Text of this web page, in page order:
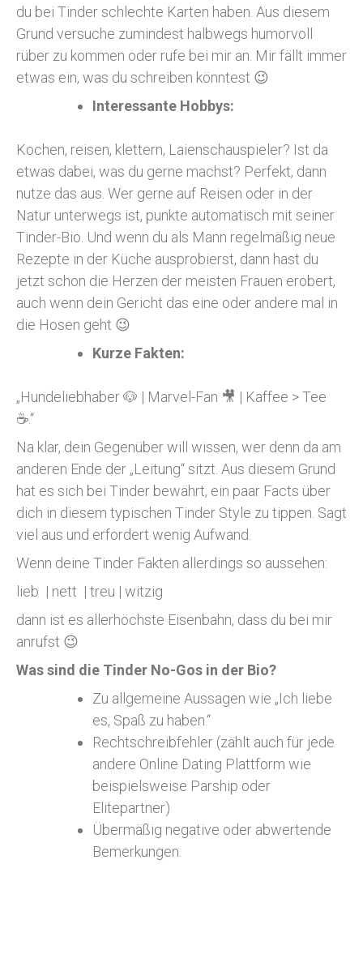
du bei Tinder schlechte Karten haben. Aus diesem
Grund versuche zumindest halbwegs humorvoll
rüber zu kommen oder rufe bei mir an. Mir fällt immer
etwas ein, was du schreiben könntest 😉
Interessante Hobbys:
Kochen, reisen, klettern, Laienschauspieler? Ist da
etwas dabei, was du gerne machst? Perfekt, dann
nutze das aus. Wer gerne auf Reisen oder in der
Natur unterwegs ist, punkte automatisch mit seiner
Tinder-Bio. Und wenn du als Mann regelmäßig neue
Rezepte in der Küche ausprobierst, dann hast du
jetzt schon die Herzen der meisten Frauen erobert,
auch wenn dein Gericht das eine oder andere mal in
die Hosen geht 😉
Kurze Fakten:
„Hundeliebhaber 🐶 | Marvel-Fan 🎥 | Kaffee > Tee
☕.“
Na klar, dein Gegenüber will wissen, wer denn da am
anderen Ende der „Leitung“ sitzt. Aus diesem Grund
hat es sich bei Tinder bewährt, ein paar Facts über
dich in diesem typischen Tinder Style zu tippen. Sagt
viel aus und erfordert wenig Aufwand.
Wenn deine Tinder Fakten allerdings so aussehen:
lieb | nett | treu | witzig
dann ist es allerhöchste Eisenbahn, dass du bei mir
anrufst 😉
Was sind die Tinder No-Gos in der Bio?
Zu allgemeine Aussagen wie „Ich liebe
es, Spaß zu haben.“
Rechtschreibfehler (zählt auch für jede
andere Online Dating Plattform wie
beispielsweise Parship oder
Elitepartner)
Übermäßig negative oder abwertende
Bemerkungen.